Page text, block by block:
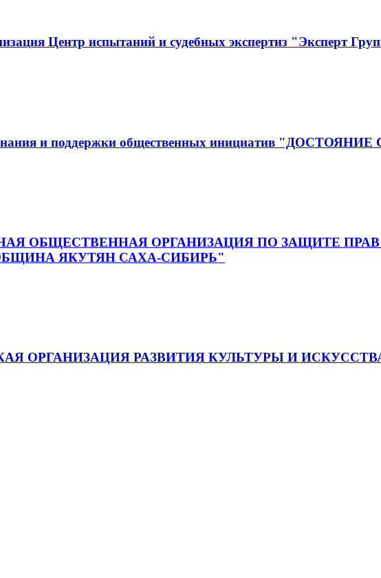
Центр испытаний и судебных экспертиз "Эксперт
и поддержки общественных инициатив
ОБЩЕСТВЕННАЯ ОРГАНИЗАЦИЯ ПО ЗАЩИТЕ
ЯКУТЯН САХА-СИБИРЬ"
ОРГАНИЗАЦИЯ РАЗВИТИЯ КУЛЬТУРЫ И